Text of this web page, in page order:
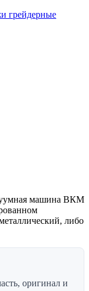
грейдерные
машина ВКМ
либо
оригинал и